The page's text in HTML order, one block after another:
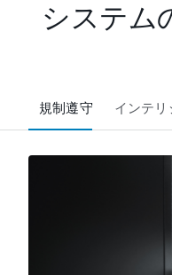
システム
規制遵守 インテリ